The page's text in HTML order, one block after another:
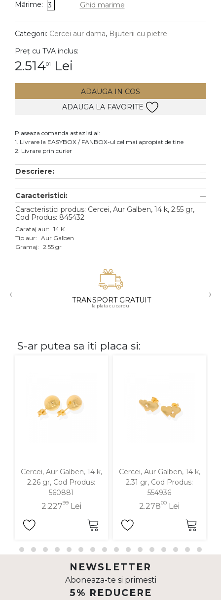
DIAMANTE Vezi toate
Cercei
Accesorii
Aur alb
Aur roz
Aur mixt
18K
Mărime: 3 Ghid marime
Categorii: Cercei aur dama, Bijuterii cu pietre
Preț cu TVA inclus:
2.51401 Lei
ADAUGA IN COS
ADAUGA LA FAVORITE
Plaseaza comanda astazi si ai:
1. Livrare la EASYBOX / FANBOX-ul cel mai apropiat de tine
2. Livrare prin curier
Descriere:
Caracteristici:
Caracteristici produs: Cercei, Aur Galben, 14 k, 2.55 gr,
Cod Produs: 845432
Carataj aur: 14 K
Tip aur: Aur Galben
Gramaj: 2.55 gr
‹ TRANSPORT GRATUIT
la plata cu cardul
›
S-ar putea sa iti placa si:
Cercei, Aur Galben, 14 k,
2.26 gr, Cod Produs:
560881
2.22799Lei
Cercei, Aur Galben, 14 k,
2.31 gr, Cod Produs:
554936
2.27800 Lei
NEWSLETTER
Aboneaza-te si primesti
5% REDUCERE